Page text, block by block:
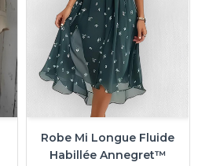
Robe Mi Longue Fluide
Habillée Annegret™